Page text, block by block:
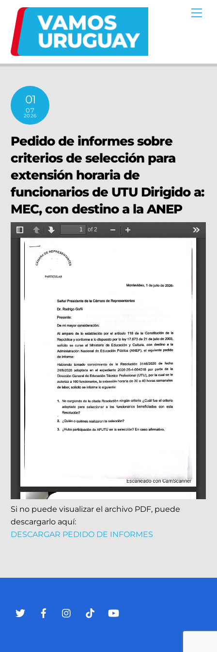
content
01
07
2026
Pedido de informes sobre
criterios de selección para
extensión horaria de
funcionarios de UTU Dirigido a:
MEC, con destino a la ANEP
Si no puede visualizar el archivo PDF, puede
descargarlo aquí:
DESCARGAR PEDIDO DE INFORMES